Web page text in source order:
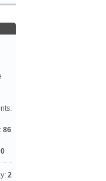
86
0
2